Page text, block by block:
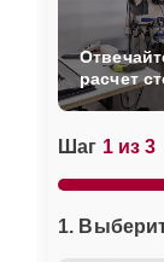
Шаг 1 из 3
1.
расчет